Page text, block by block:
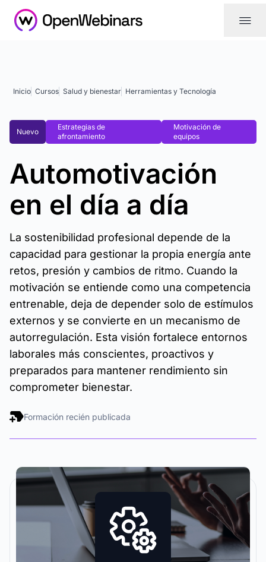
|||
Inicio Cursos Salud y bienestar Herramientas y Tecnología
Nuevo
Estrategias de
afrontamiento
Motivación de
equipos
Automotivación
en el día a día
La sostenibilidad profesional depende de la
capacidad para gestionar la propia energía ante
retos, presión y cambios de ritmo. Cuando la
motivación se entiende como una competencia
entrenable, deja de depender solo de estímulos
externos y se convierte en un mecanismo de
autorregulación. Esta visión fortalece entornos
laborales más conscientes, proactivos y
preparados para mantener rendimiento sin
comprometer bienestar.
Formación recién publicada